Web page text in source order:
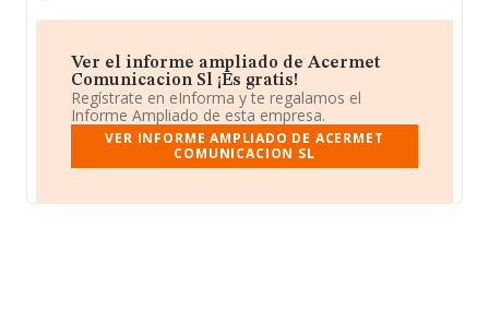
Ver el informe ampliado de Acermet
Comunicacion Sl ¡Es gratis!
Regístrate en eInforma y te regalamos el
Informe Ampliado de esta empresa.
VER INFORME AMPLIADO DE ACERMET
COMUNICACION SL